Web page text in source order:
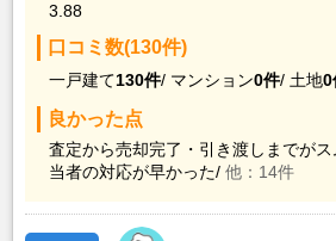
3.88
口コミ数(130件)
一戸建て130件/ マンション0件/ 土地0
良かった点
査定から売却完了・引き渡しまでが
当者の対応が早かった/ 他：14件